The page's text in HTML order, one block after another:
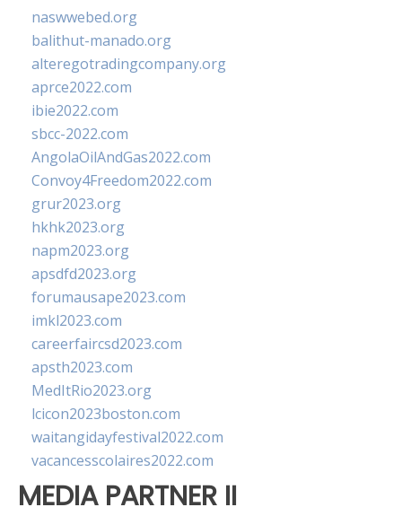
naswwebed.org
balithut-manado.org
alteregotradingcompany.org
aprce2022.com
ibie2022.com
sbcc-2022.com
AngolaOilAndGas2022.com
Convoy4Freedom2022.com
grur2023.org
hkhk2023.org
napm2023.org
apsdfd2023.org
forumausape2023.com
imkl2023.com
careerfaircsd2023.com
apsth2023.com
MedItRio2023.org
lcicon2023boston.com
waitangidayfestival2022.com
vacancesscolaires2022.com
MEDIA PARTNER II